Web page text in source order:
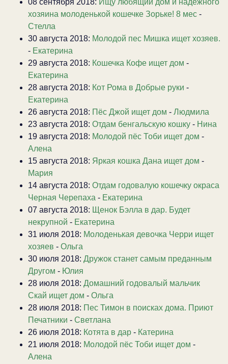
08 сентября 2018: Ищу любящий дом и надежного
хозяина молоденькой кошечке Зорьке! 8 мес -
Стелла
30 августа 2018: Молодой пес Мишка ищет хозяев.
- Екатерина
29 августа 2018: Кошечка Кофе ищет дом -
Екатерина
28 августа 2018: Кот Рома в Добрые руки -
Екатерина
26 августа 2018: Пёс Джой ищет дом - Людмила
23 августа 2018: Отдам бенгальскую кошку - Нина
19 августа 2018: Молодой пёс Тоби ищет дом -
Алена
15 августа 2018: Яркая кошка Дана ищет дом -
Мария
14 августа 2018: Отдам годовалую кошечку окраса
Черная Черепаха - Екатерина
07 августа 2018: Щенок Бэлла в дар. Будет
некрупной - Екатерина
31 июля 2018: Молоденькая девочка Черри ищет
хозяев - Ольга
30 июля 2018: Дружок станет самым преданным
Другом - Юлия
28 июля 2018: Домашний годовалый мальчик
Скай ищет дом - Ольга
28 июля 2018: Пес Тимон в поисках дома. Приют
Печатники - Светлана
26 июля 2018: Котята в дар - Катерина
21 июля 2018: Молодой пёс Тоби ищет дом -
Алена